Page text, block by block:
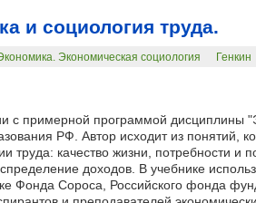
и социология труда.
Экономическая социология Генкин
с примерной программой дисциплины
РФ. Автор исходит из понятий,
труда: качество жизни, потребности и
доходов. В учебнике
Фонда Сороса, Российского фонда